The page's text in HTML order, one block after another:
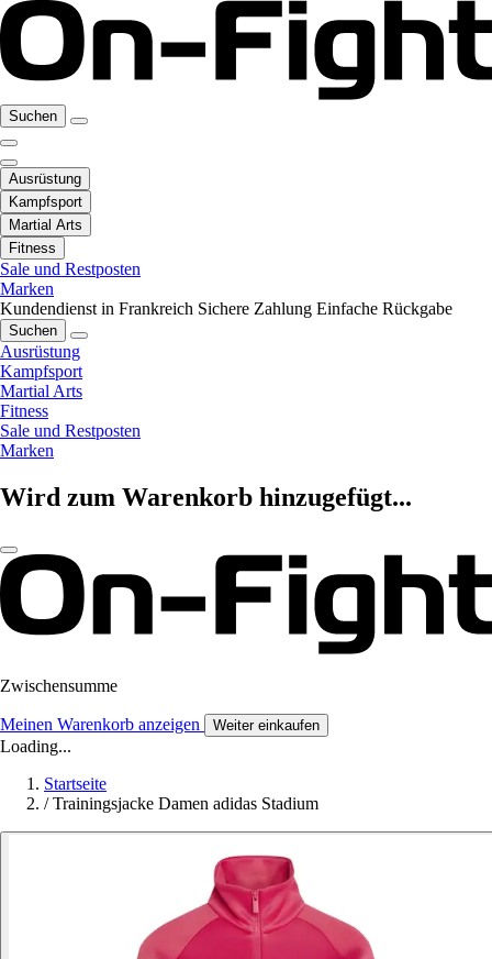
Suchen
Ausrüstung
Kampfsport
Martial Arts
Fitness
Sale und Restposten
Marken
Kundendienst in Frankreich Sichere Zahlung Einfache Rückgabe
Suchen
Ausrüstung
Kampfsport
Martial Arts
Fitness
Sale und Restposten
Marken
Wird zum Warenkorb hinzugefügt...
Zwischensumme
Meinen Warenkorb anzeigen Weiter einkaufen
Loading...
Startseite
/ Trainingsjacke Damen adidas Stadium